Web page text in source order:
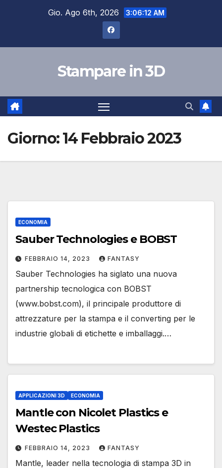
Gio. Ago 6th, 2026 3:06:13 AM
Stampare in 3D
Giorno:14 Febbraio 2023
ECONOMIA
Sauber Technologies e BOBST
FEBBRAIO 14, 2023 FANTASY
Sauber Technologies ha siglato una nuova
partnership tecnologica con BOBST
(www.bobst.com), il principale produttore di
attrezzature per la stampa e il converting per le
industrie globali di etichette e imballaggi.…
APPLICAZIONI 3D ECONOMIA
Mantle con Nicolet Plastics e
Westec Plastics
FEBBRAIO 14, 2023 FANTASY
Mantle, leader nella tecnologia di stampa 3D in